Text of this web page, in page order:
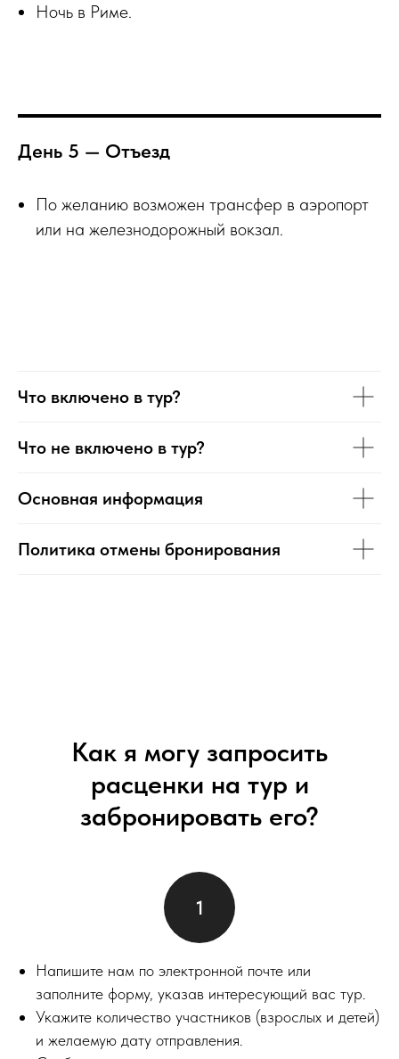
Ночь в Риме.
День 5 — Отъезд
По желанию возможен трансфер в аэропорт
или на железнодорожный вокзал.
Что включено в тур?
Что не включено в тур?
Основная информация
Политика отмены бронирования
Как я могу запросить
расценки на тур и
забронировать его?
Напишите нам по электронной почте или
заполните форму, указав интересующий вас тур.
Укажите количество участников (взрослых и детей)
и желаемую дату отправления.